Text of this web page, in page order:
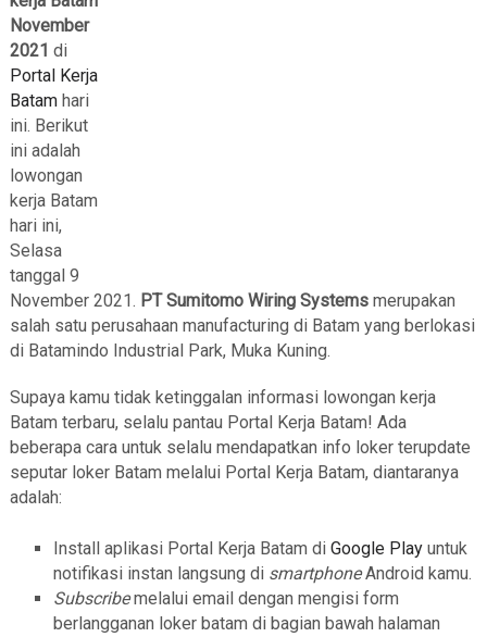
November
2021 di
Portal Kerja
Batamhari
ini. Berikut
ini adalah
lowongan
kerja Batam
hari ini,
Selasa
tanggal 9
November 2021. PT Sumitomo Wiring Systemsmerupakan
salah satu perusahaan manufacturing di Batam yang berlokasi
di Batamindo Industrial Park, Muka Kuning.
Supaya kamu tidak ketinggalan informasi lowongan kerja
Batam terbaru, selalu pantau Portal Kerja Batam! Ada
beberapa cara untuk selalu mendapatkan info loker terupdate
seputar loker Batam melalui Portal Kerja Batam, diantaranya
adalah:
Install aplikasi Portal Kerja Batam di Google Playuntuk
notifikasi instan langsung di smartphoneAndroid kamu.
Subscribemelalui email dengan mengisi form
berlangganan loker batam di bagian bawah halaman